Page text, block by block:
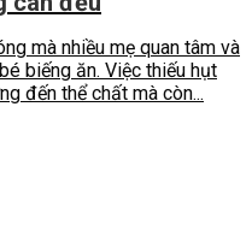
mà nhiều mẹ quan tâm và
biếng ăn. Việc thiếu hụt
đến thể chất mà còn...